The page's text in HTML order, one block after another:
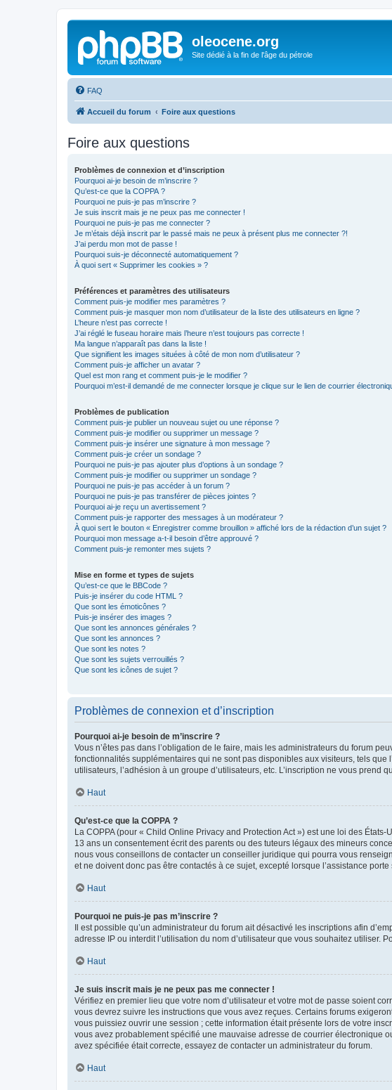
oleocene.org
Site dédié à la fin de l'âge du pétrole
FAQ
Accueil du forum Foire aux questions
Foire aux questions
Problèmes de connexion et d’inscription
Pourquoi ai-je besoin de m’inscrire ?
Qu’est-ce que la COPPA ?
Pourquoi ne puis-je pas m’inscrire ?
Je suis inscrit mais je ne peux pas me connecter !
Pourquoi ne puis-je pas me connecter ?
Je m’étais déjà inscrit par le passé mais ne peux à présent plus me connecter ?!
J’ai perdu mon mot de passe !
Pourquoi suis-je déconnecté automatiquement ?
À quoi sert « Supprimer les cookies » ?
Préférences et paramètres des utilisateurs
Comment puis-je modifier mes paramètres ?
Comment puis-je masquer mon nom d’utilisateur de la liste des utilisateurs en ligne ?
L’heure n’est pas correcte !
J’ai réglé le fuseau horaire mais l’heure n’est toujours pas correcte !
Ma langue n’apparaît pas dans la liste !
Que signifient les images situées à côté de mon nom d’utilisateur ?
Comment puis-je afficher un avatar ?
Quel est mon rang et comment puis-je le modifier ?
Pourquoi m’est-il demandé de me connecter lorsque je clique sur le lien de courrier
Problèmes de publication
Comment puis-je publier un nouveau sujet ou une réponse ?
Comment puis-je modifier ou supprimer un message ?
Comment puis-je insérer une signature à mon message ?
Comment puis-je créer un sondage ?
Pourquoi ne puis-je pas ajouter plus d’options à un sondage ?
Comment puis-je modifier ou supprimer un sondage ?
Pourquoi ne puis-je pas accéder à un forum ?
Pourquoi ne puis-je pas transférer de pièces jointes ?
Pourquoi ai-je reçu un avertissement ?
Comment puis-je rapporter des messages à un modérateur ?
À quoi sert le bouton « Enregistrer comme brouillon » affiché lors de la rédaction d’un sujet ?
Pourquoi mon message a-t-il besoin d’être approuvé ?
Comment puis-je remonter mes sujets ?
Mise en forme et types de sujets
Qu’est-ce que le BBCode ?
Puis-je insérer du code HTML ?
Que sont les émoticônes ?
Puis-je insérer des images ?
Que sont les annonces générales ?
Que sont les annonces ?
Que sont les notes ?
Que sont les sujets verrouillés ?
Que sont les icônes de sujet ?
Problèmes de connexion et d’inscription
Pourquoi ai-je besoin de m’inscrire ?
Vous n’êtes pas dans l’obligation de le faire, mais les administrateurs du forum
fonctionnalités supplémentaires qui ne sont pas disponibles aux visiteurs, tels que
utilisateurs, l’adhésion à un groupe d’utilisateurs, etc. L’inscription ne vous prend
Haut
Qu’est-ce que la COPPA ?
La COPPA (pour « Child Online Privacy and Protection Act ») est une loi des
13 ans un consentement écrit des parents ou des tuteurs légaux des mineurs
nous vous conseillons de contacter un conseiller juridique qui pourra vous
et ne doivent donc pas être contactés à ce sujet, excepté lorsque l’assistance
Haut
Pourquoi ne puis-je pas m’inscrire ?
Il est possible qu’un administrateur du forum ait désactivé les inscriptions afin
adresse IP ou interdit l’utilisation du nom d’utilisateur que vous souhaitez utiliser.
Haut
Je suis inscrit mais je ne peux pas me connecter !
Vérifiez en premier lieu que votre nom d’utilisateur et votre mot de passe soient
vous devrez suivre les instructions que vous avez reçues. Certains forums
vous puissiez ouvrir une session ; cette information était présente lors de votre
vous avez probablement spécifié une mauvaise adresse de courrier électronique
avez spécifiée était correcte, essayez de contacter un administrateur du forum.
Haut